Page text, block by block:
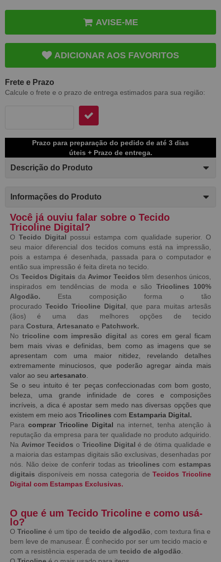
AVISE-ME
ADICIONAR AOS FAVORITOS
Frete e Prazo
Calcule o frete e o prazo de entrega estimados para sua região:
Prazo para preparação do pedido de até 3 dias
úteis + Prazo de entrega.
Descrição do Produto
Informações do Produto
Você já ouviu falar sobre o Tecido
Tricoline Digital?
O Tecido Digital possui estampa com qualidade superior. O
seu maior diferencial dos tecidos comuns está na impressão,
pois a estampa é desenhada, passada para o computador e
então sua impressão é feita direta no tecido.
Os Tecidos Digitais da Avimor Tecidos têm desenhos únicos,
inspirados em tendências de moda e são Tricolines 100%
Algodão. Esta composição forma o tão
procurado Tecido Tricoline Digital , que para muitas artesãs
(ãos) é uma das melhores opções de tecido
para Costura Artesanato e Patchwork.
No tricoline com impresão digital as cores em geral ficam
bem mais vivas e definidas, bem como as imagens que se
apresentam com uma maior nitidez, revelando detalhes
extremamente minuciosos, que poderão agregar ainda mais
valor ao seu artesanato
Se o seu intuito é ter peças confeccionadas com bom gosto,
beleza, uma grande infinidade de cores e composições
incríveis, a dica é apostar sem medo nas diversas opções que
existem em meio aos Tricolines com Estamparia Digital.
Para comprar Tricoline Digital na internet, tenha atenção à
reputação da empresa para ter qualidade no produto adquirido.
Na Avimor Tecidos o Tricoline Digital é de ótima qualidade e
a maioria das estampas digitais são exclusivas, desenhadas por
nós. Não deixe de conferir todas as tricolinescomestampas
digitais disponíveis em nossa categoria deTecidos Tricoline
Digital com Estampas Exclusivas.
O que é um Tecido Tricoline e como usá-
lo?
O Tricoline é um tipo de tecido de algodão , com textura fina e
bem leve de manusear. É conhecido por ser um tecido macio e
com a resistência esperada de um tecido de algodão